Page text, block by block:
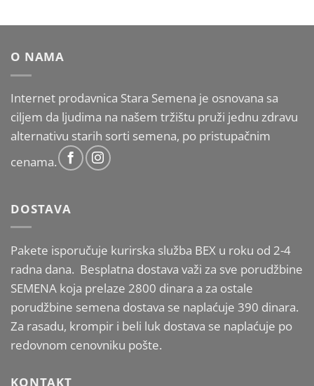
O NAMA
Internet prodavnica Stara Semena je osnovana sa
ciljem da ljudima na našem tržištu pruži jednu zdravu
alternativu starih sorti semena, po pristupačnim
cenama.
DOSTAVA
Pakete isporučuje kurirska služba BEX u roku od 2-4
radna dana. Besplatna dostava važi za sve porudžbine
SEMENA koja prelaze 2800 dinara a za ostale
porudžbine semena dostava se naplaćuje 390 dinara.
Za rasadu, krompir i beli luk dostava se naplaćuje po
redovnom cenovniku pošte.
KONTAKT